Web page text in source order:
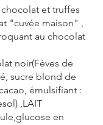
et truffes
"cuvée maison" ,
au chocolat
noir(Fèves de
sucre blond de
émulsifiant :
,LAIT
en